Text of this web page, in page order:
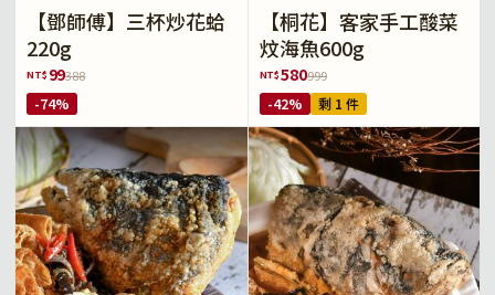
【鄧師傅】三杯炒花蛤
220g
NT$ 99388
-74%
【桐花】客家手工酸菜
炆海魚600g
NT$580999
-42% 剩 1 件